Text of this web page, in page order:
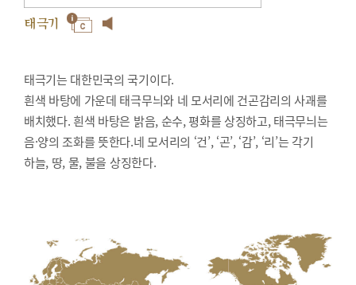
태극기
태극기는 대한민국의 국기이다.
흰색 바탕에 가운데 태극무늬와 네 모서리에 건곤감리의 사괘를
배치했다. 흰색 바탕은 밝음, 순수, 평화를 상징하고, 태극무늬는
음·양의 조화를 뜻한다.네 모서리의 ‘건’, ‘곤’, ‘감’, ‘리’는 각기
하늘, 땅, 물, 불을 상징한다.